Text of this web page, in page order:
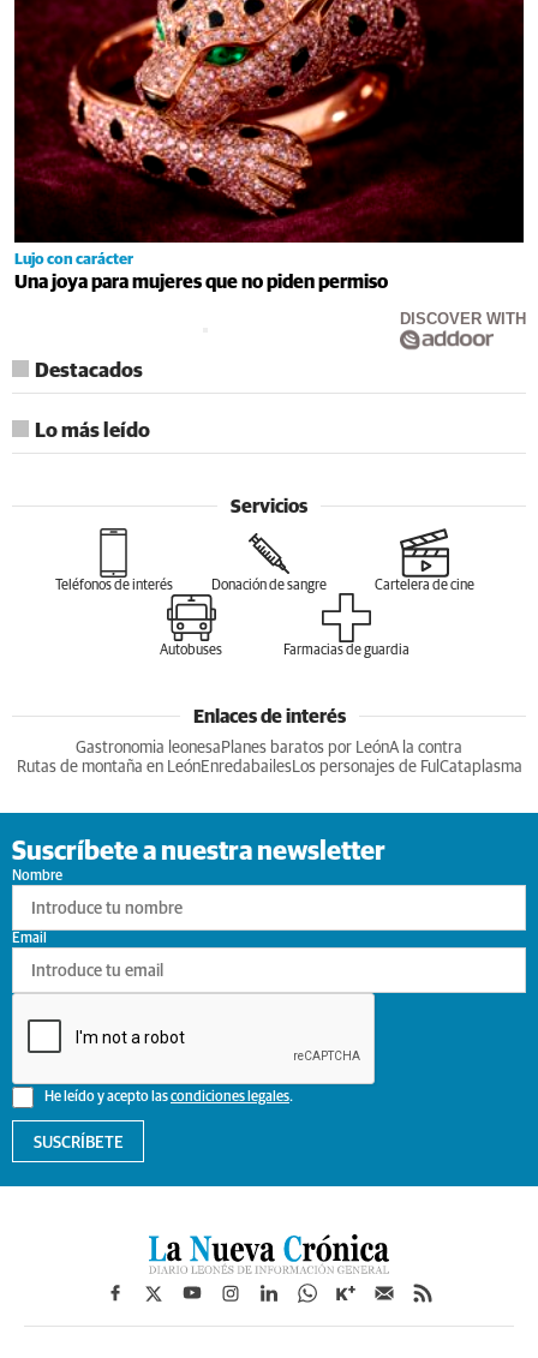
Lujo con carácter
Una joya para mujeres que no piden permiso
DISCOVER WITH
Destacados
Lo más leído
Servicios
Teléfonos de interés Donación de sangre Cartelera de cine
Autobuses Farmacias de guardia
Enlaces de interés
Gastronomia leonesa Planes baratos por LeónA la contra
Rutas de montaña en LeónEnredabailesLos personajes de Ful Cataplasma
Suscríbete a nuestra newsletter
Nombre
He leído y acepto lascondiciones legales.
Email
SUSCRÍBETE